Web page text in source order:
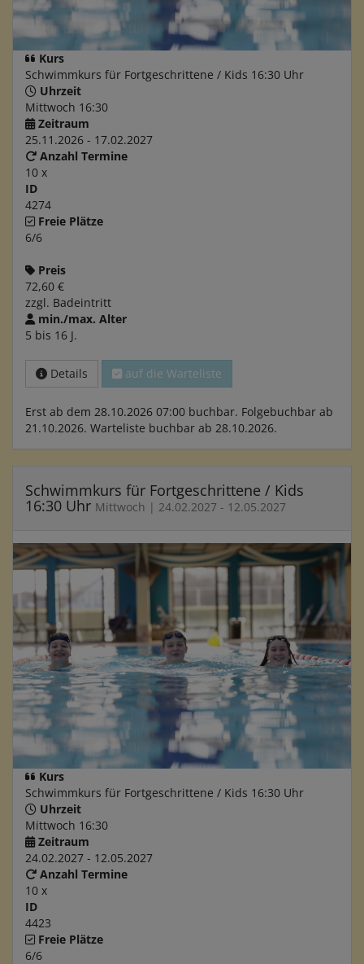
Kurs
Schwimmkurs für Fortgeschrittene / Kids 16:30 Uhr
Uhrzeit
Mittwoch 16:30
Zeitraum
25.11.2026 - 17.02.2027
Anzahl Termine
10 x
ID
4274
Freie Plätze
6/6
Preis
72,60 €
zzgl. Badeintritt
min./max. Alter
5 bis 16 J.
Details auf die Warteliste
Erst ab dem 28.10.2026 07:00 buchbar. Folgebuchbar ab
21.10.2026. Warteliste buchbar ab 28.10.2026.
Schwimmkurs für Fortgeschrittene / Kids
16:30 Uhr Mittwoch | 24.02.2027 - 12.05.2027
Kurs
Schwimmkurs für Fortgeschrittene / Kids 16:30 Uhr
Uhrzeit
Mittwoch 16:30
Zeitraum
24.02.2027 - 12.05.2027
Anzahl Termine
10 x
ID
4423
Freie Plätze
6/6